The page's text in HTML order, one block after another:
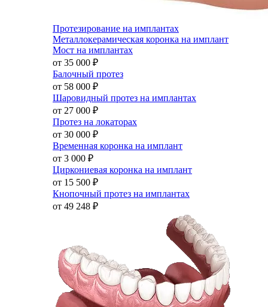
Протезирование на имплантах
Металлокерамическая коронка на имплант
Мост на имплантах
от 35 000 ₽
Балочный протез
от 58 000 ₽
Шаровидный протез на имплантах
от 27 000 ₽
Протез на локаторах
от 30 000 ₽
Временная коронка на имплант
от 3 000 ₽
Циркониевая коронка на имплант
от 15 500 ₽
Кнопочный протез на имплантах
от 49 248 ₽